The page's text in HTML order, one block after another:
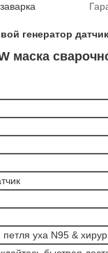
генератор
маска
уха N95 &